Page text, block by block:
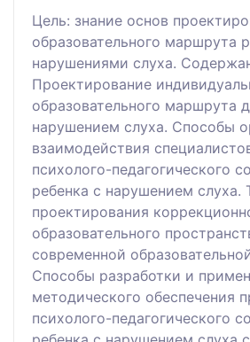
Цель: знание основ
образовательного маршрута
нарушениями слуха.
Проектирование
образовательного маршрута
нарушением слуха. Способы
взаимодействия
психолого-педагогического
ребенка с нарушением слуха.
проектирования
образовательного
современной
Способы разработки и
методического обеспечения
психолого-педагогического